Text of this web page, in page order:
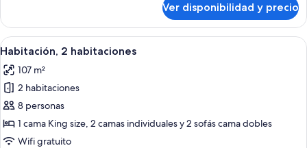
(Balcony)
2
habitaciones,
balcón
Ver disponibilidad y precio
Ver
todas
las
fotos
de
Habitación,
2
Un comedor con una mesa y sillas
7
Habitación, 2 habitaciones
107 m²
2 habitaciones
8 personas
1 cama King size, 2 camas individuales y 2 sofás cama dobles
Wifi gratuito